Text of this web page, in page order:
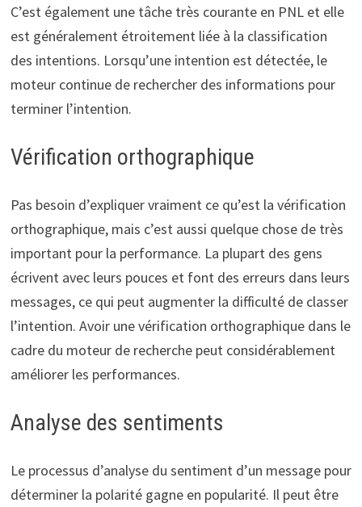
C’est également une tâche très courante en PNL et elle
est généralement étroitement liée à la classification
des intentions. Lorsqu’une intention est détectée, le
moteur continue de rechercher des informations pour
terminer l’intention.
Vérification orthographique
Pas besoin d’expliquer vraiment ce qu’est la vérification
orthographique, mais c’est aussi quelque chose de très
important pour la performance. La plupart des gens
écrivent avec leurs pouces et font des erreurs dans leurs
messages, ce qui peut augmenter la difficulté de classer
l’intention. Avoir une vérification orthographique dans le
cadre du moteur de recherche peut considérablement
améliorer les performances.
Analyse des sentiments
Le processus d’analyse du sentiment d’un message pour
déterminer la polarité gagne en popularité. Il peut être